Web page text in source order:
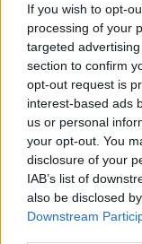
If you wish to opt-
processing of your
targeted
section to confirm
opt-out request is
interest-based ads
us or personal
your opt-out. You
disclosure of your
IAB’s list of
also be disclosed
Downstream
?? Excl. - Expected
#SportingCPand
25M (bonuses
given the green
2031. Sporting are
https://t.co/
— Nicolò Schira